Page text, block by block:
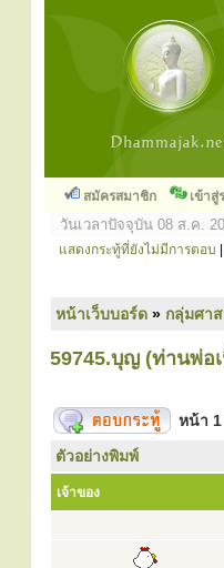
สมัครสมาชิก เข้าสู่
วันเวลาปัจจุบัน 08 ส.ค.
แสดงกระทู้ที่ยังไม่มีการตอบ
หน้าเว็บบอร์ด » กลุ่มศา
59745.บุญ (ท่านพ่อ
หน้า 1
ตัวอย่างพิมพ์
เจ้าของ